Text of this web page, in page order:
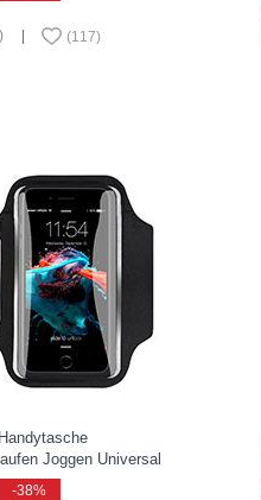
(117)
Joggen Universal
3 XL Schwarz
-38%